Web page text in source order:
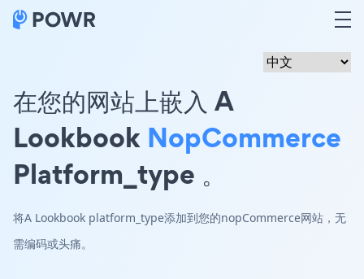
在您的网站上嵌入 A
Lookbook NopCommerce
Platform_type 。
将A Lookbook platform_type添加到您的nopCommerce网站，无
需编码或头痛。